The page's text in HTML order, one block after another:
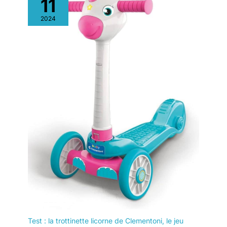
11
2024
Test : la trottinette licorne de Clementoni, le jeu